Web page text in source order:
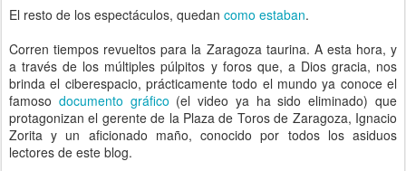
El resto de los espectáculos, quedan como estaban.
Corren tiempos revueltos para la Zaragoza taurina. A esta hora, y
a través de los múltiples púlpitos y foros que, a Dios gracia, nos
brinda el ciberespacio, prácticamente todo el mundo ya conoce el
famoso documento gráfico (el video ya ha sido eliminado) que
protagonizan el gerente de la Plaza de Toros de Zaragoza, Ignacio
Zorita y un aficionado maño, conocido por todos los asiduos
lectores de este blog.